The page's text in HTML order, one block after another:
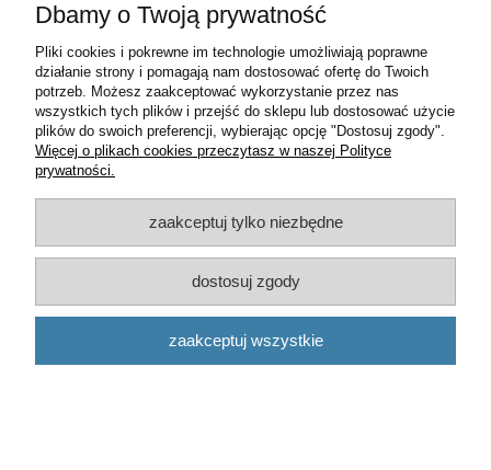
SPRZĘGŁO ROZRUSZNIKA 131984
Dbamy o Twoją prywatność
Pliki cookies i pokrewne im technologie umożliwiają poprawne
działanie strony i pomagają nam dostosować ofertę do Twoich
potrzeb. Możesz zaakceptować wykorzystanie przez nas
wszystkich tych plików i przejść do sklepu lub dostosować użycie
plików do swoich preferencji, wybierając opcję "Dostosuj zgody".
Więcej o plikach cookies przeczytasz w naszej Polityce
prywatności.
zaakceptuj tylko niezbędne
dostosuj zgody
zaakceptuj wszystkie